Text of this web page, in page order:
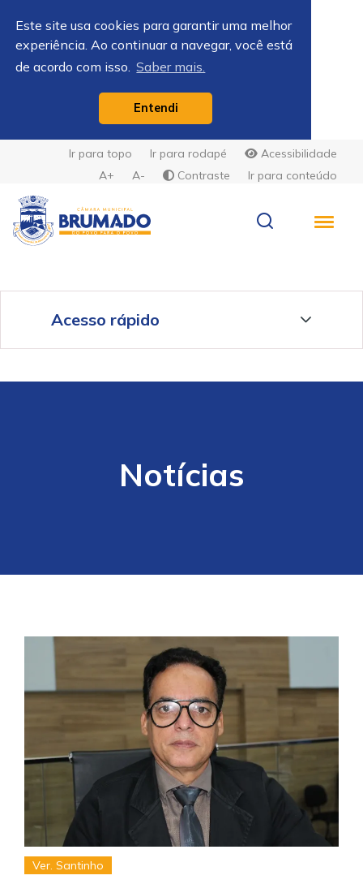
Este site usa cookies para garantir uma melhor
experiência. Ao continuar a navegar, você está
de acordo com isso. Saber mais.
Entendi
Acessibilidade
Ir para rodapé
Ir para topo
Ir para conteúdo
Contraste
A-
A+
Acesso rápido
Notícias
Ver. Santinho